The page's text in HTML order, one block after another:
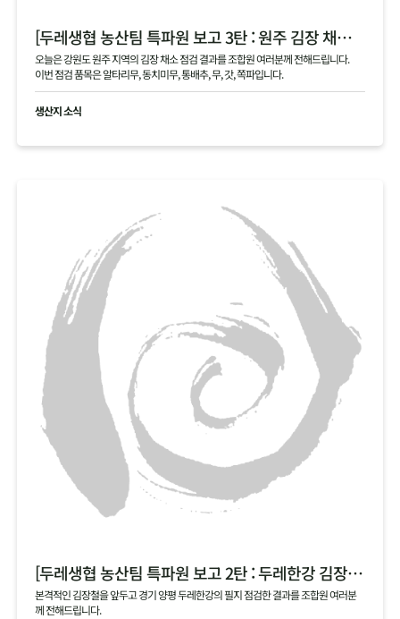
[두레생협 농산팀 특파원 보고 3탄 : 원주 김장 채소 필지 점검 현황 공유]
오늘은 강원도 원주 지역의 김장 채소 점검 결과를 조합원 여러분께 전해드립니다.
이번 점검 품목은 알타리무, 동치미무, 통배추, 무, 갓, 쪽파입니다.
생산지 소식
[두레생협 농산팀 특파원 보고 2탄 : 두레한강 김장 채소 필지 점검 현황 공유]
본격적인 김장철을 앞두고 경기 양평 두레한강의 필지 점검한 결과를 조합원 여러분
께 전해드립니다.